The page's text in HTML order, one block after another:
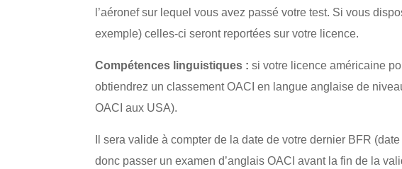
l’aéronef sur lequel vous avez passé votre test. Si vous
exemple) celles-ci seront reportées sur votre licence.
Compétences linguistiques : si votre licence américaine
obtiendrez un classement OACI en langue anglaise de
OACI aux USA).
Il sera valide à compter de la date de votre dernier BFR
donc passer un examen d’anglais OACI avant la fin de la